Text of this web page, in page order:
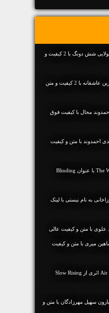
دانلود آهنگ جديد کامران مولایی شش دونگ با 2 کیفیت و
دانلود آهنگ جديد فرزاد فرزین عاشقانه با 2 کیفیت و متن
محال با کیفیت فوق
احمدوند با متن و کیفیت
دانلود آهنگ خارجی The Weeknd با عنوان Blinding
به نام نیستی با لینک
علوی با متن و کیفیت عالی
میری با متن و کیفیت
دانلود آهنگ بی کلام و لایت Air اثری از Slow Rising
سهیل مهرزادگان با متن و